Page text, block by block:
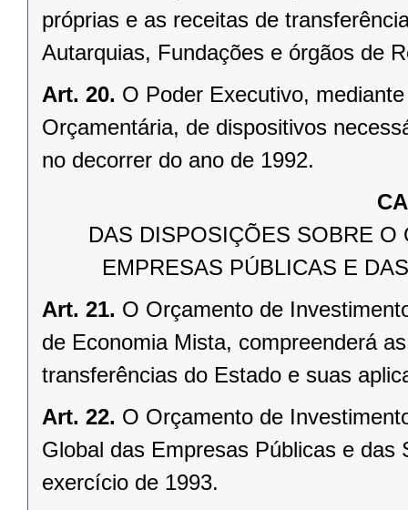
próprias e as receitas de
Autarquias, Fundações e órgãos de
Art. 20. O Poder Executivo,
Orçamentária, de dispositivos
no decorrer do ano de 1992.
DAS DISPOSIÇÕES SOBRE
EMPRESAS PÚBLICAS E
Art. 21. O Orçamento de
de Economia Mista, compreenderá
transferências do Estado e suas
Art. 22. O Orçamento de
Global das Empresas Públicas e
exercício de 1993.